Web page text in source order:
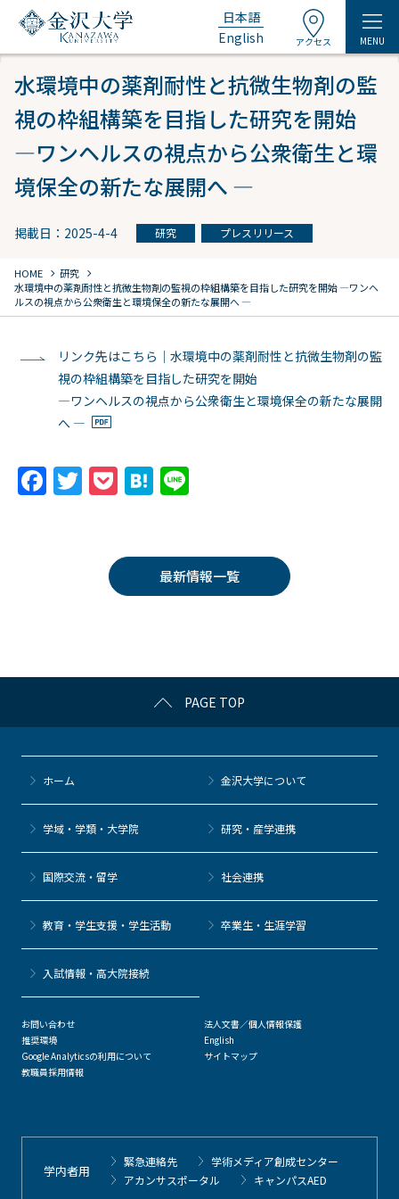
日本語
English
アクセス MENU
水環境中の薬剤耐性と抗微生物剤の監
視の枠組構築を目指した研究を開始
―ワンヘルスの視点から公衆衛生と環
境保全の新たな展開へ ―
掲載日：2025-4-4 研究 プレスリリース
HOME chevron_right 研究 chevron_right
水環境中の薬剤耐性と抗微生物剤の監視の枠組構築を目指した研究を開始―ワンヘ
ルスの視点から公衆衛生と環境保全の新たな展開へ ―
リンク先はこちら｜水環境中の薬剤耐性と抗微生物剤の監
視の枠組構築を目指した研究を開始
―ワンヘルスの視点から公衆衛生と環境保全の新たな展開
へ ―
F
k
T
er
P
k
et
H
n
a
最新情報一覧
PAGE TOP
ホーム 金沢大学について
学域・学類・大学院 研究・産学連携
国際交流・留学 社会連携
教育・学生支援・学生活動 卒業生・生涯学習
⼊試情報・高大院接続
お問い合わせ
推奨環境
Google Analyticsの利用について
教職員採用情報
法人文書／個人情報保護
English
サイトマップ
学内者用
緊急連絡先
学術メディア創成センター
アカンサスポータル
キャンパスAED